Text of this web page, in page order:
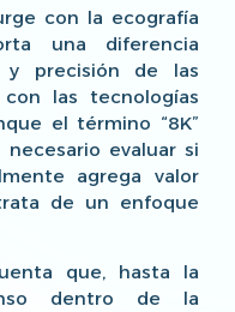
con la ecografía
una diferencia
y precisión de las
las tecnologías
el término “8K”
evaluar si
agrega valor
de un enfoque
que, hasta la
dentro de la